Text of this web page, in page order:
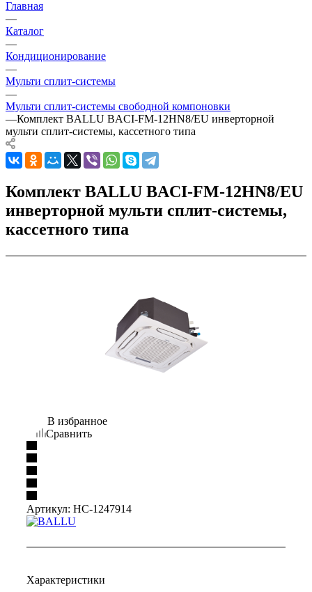
Главная
—
Каталог
—
Кондиционирование
—
Мульти сплит-системы
—
Мульти сплит-системы свободной компоновки
—Комплект BALLU BACI-FM-12HN8/EU инверторной
мульти сплит-системы, кассетного типа
Комплект BALLU BACI-FM-12HN8/EU
инверторной мульти сплит-системы,
кассетного типа
В избранное
Сравнить
Артикул: НС-1247914
Характеристики